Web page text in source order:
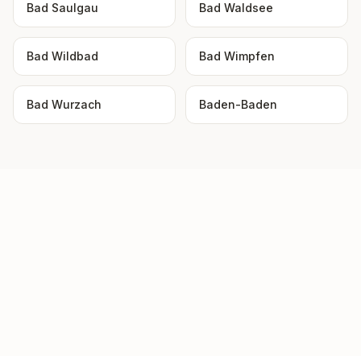
Bad Saulgau Bad Waldsee
Bad Wildbad Bad Wimpfen
Bad Wurzach Baden-Baden